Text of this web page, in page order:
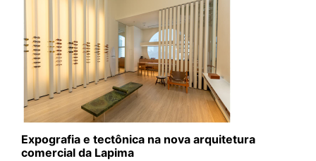
Expografia e tectônica na nova arquitetura
comercial da Lapima